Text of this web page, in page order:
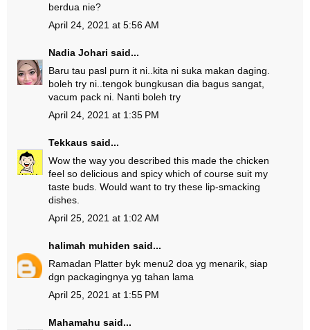
berdua nie?
April 24, 2021 at 5:56 AM
Nadia Johari said...
Baru tau pasl purn it ni..kita ni suka makan daging.
boleh try ni..tengok bungkusan dia bagus sangat,
vacum pack ni. Nanti boleh try
April 24, 2021 at 1:35 PM
Tekkaus said...
Wow the way you described this made the chicken
feel so delicious and spicy which of course suit my
taste buds. Would want to try these lip-smacking
dishes.
April 25, 2021 at 1:02 AM
halimah muhiden said...
Ramadan Platter byk menu2 doa yg menarik, siap
dgn packagingnya yg tahan lama
April 25, 2021 at 1:55 PM
Mahamahu said...